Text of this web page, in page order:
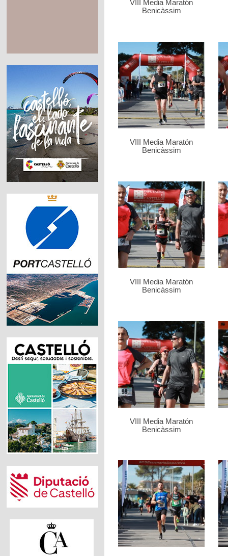
VIII Media Maratón
Benicàssim
VIII Media Maratón
Benicàssim
VIII Media Maratón
Benicàssim
VIII Media Maratón
Benicàssim